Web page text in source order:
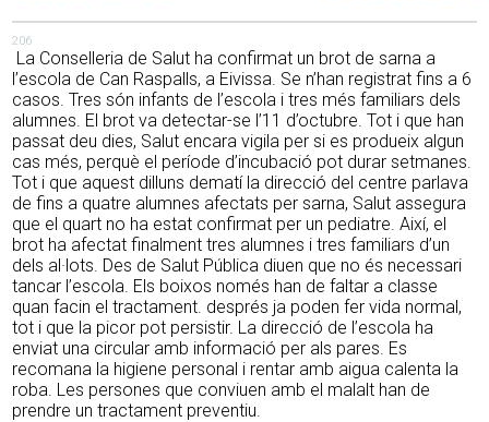
206
La Conselleria de Salut ha confirmat un brot de sarna a
l’escola de Can Raspalls, a Eivissa. Se n’han registrat fins a 6
casos. Tres són infants de l’escola i tres més familiars dels
alumnes. El brot va detectar-se l’11 d’octubre. Tot i que han
passat deu dies, Salut encara vigila per si es produeix algun
cas més, perquè el període d’incubació pot durar setmanes.
Tot i que aquest dilluns dematí la direcció del centre parlava
de fins a quatre alumnes afectats per sarna, Salut assegura
que el quart no ha estat confirmat per un pediatre. Així, el
brot ha afectat finalment tres alumnes i tres familiars d’un
dels al·lots. Des de Salut Pública diuen que no és necessari
tancar l’escola. Els boixos només han de faltar a classe
quan facin el tractament. després ja poden fer vida normal,
tot i que la picor pot persistir. La direcció de l’escola ha
enviat una circular amb informació per als pares. Es
recomana la higiene personal i rentar amb aigua calenta la
roba. Les persones que conviuen amb el malalt han de
prendre un tractament preventiu.